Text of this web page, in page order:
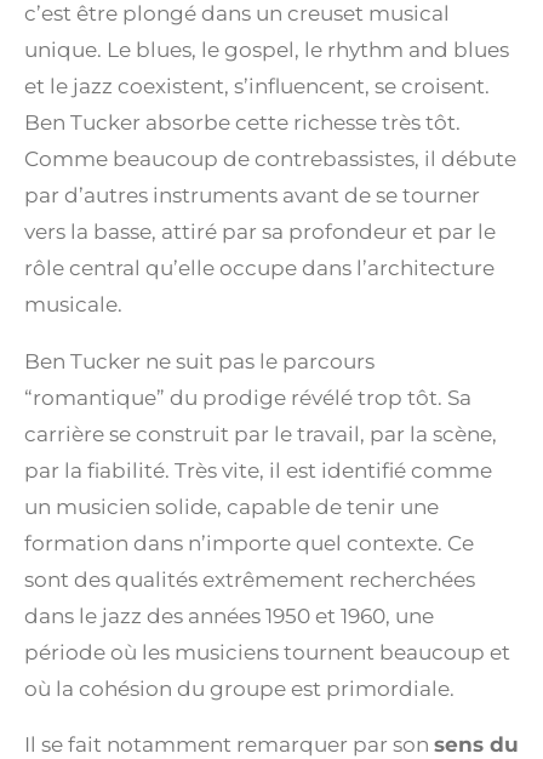
c’est être plongé dans un creuset musical
unique. Le blues, le gospel, le rhythm and blues
et le jazz coexistent, s’influencent, se croisent.
Ben Tucker absorbe cette richesse très tôt.
Comme beaucoup de contrebassistes, il débute
par d’autres instruments avant de se tourner
vers la basse, attiré par sa profondeur et par le
rôle central qu’elle occupe dans l’architecture
musicale.
Ben Tucker ne suit pas le parcours
“romantique” du prodige révélé trop tôt. Sa
carrière se construit par le travail, par la scène,
par la fiabilité. Très vite, il est identifié comme
un musicien solide, capable de tenir une
formation dans n’importe quel contexte. Ce
sont des qualités extrêmement recherchées
dans le jazz des années 1950 et 1960, une
période où les musiciens tournent beaucoup et
où la cohésion du groupe est primordiale.
Il se fait notamment remarquer par son sens du